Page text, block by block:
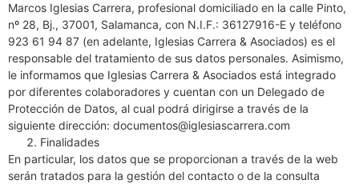
Marcos Iglesias Carrera, profesional domiciliado en la calle Pinto,
nº 28, Bj., 37001, Salamanca, con N.I.F.: 36127916-E y teléfono
923 61 94 87 (en adelante, Iglesias Carrera & Asociados) es el
responsable del tratamiento de sus datos personales. Asimismo,
le informamos que Iglesias Carrera & Asociados está integrado
por diferentes colaboradores y cuentan con un Delegado de
Protección de Datos, al cual podrá dirigirse a través de la
siguiente dirección: documentos@iglesiascarrera.com
Finalidades
En particular, los datos que se proporcionan a través de la web
serán tratados para la gestión del contacto o de la consulta